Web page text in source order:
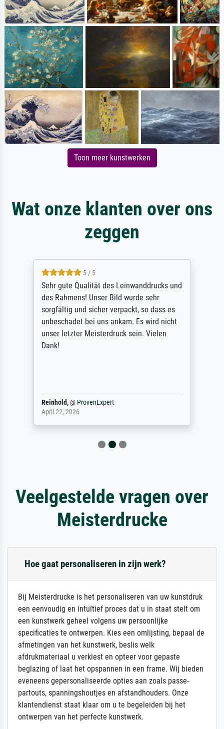
Toon meer kunstwerken
Wat onze klanten over ons
zeggen
5 / 5
Sehr gute Qualität des Leinwanddrucks und
des Rahmens! Unser Bild wurde sehr
sorgfältig und sicher verpackt, so dass es
unbeschadet bei uns ankam. Es wird nicht
unser letzter Meisterdruck sein. Vielen
Dank!
Reinhold,@ ProvenExpert
April 22, 2026
Veelgestelde vragen over
Meisterdrucke
Hoe gaat personaliseren in zijn werk?
Bij Meisterdrucke is het personaliseren van uw kunstdruk
een eenvoudig en intuïtief proces dat u in staat stelt om
een kunstwerk geheel volgens uw persoonlijke
specificaties te ontwerpen. Kies een omlijsting, bepaal de
afmetingen van het kunstwerk, beslis welk
afdrukmateriaal u verkiest en opteer voor gepaste
beglazing of laat het opspannen in een frame. Wij bieden
eveneens gepersonaliseerde opties aan zoals passe-
partouts, spanningshoutjes en afstandhouders. Onze
klantendienst staat klaar om u te begeleiden bij het
ontwerpen van het perfecte kunstwerk.